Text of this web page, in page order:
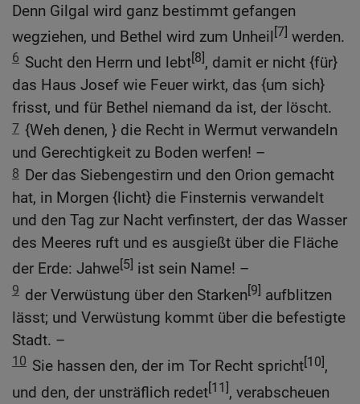
Denn Gilgal wird ganz bestimmt gefangen
wegziehen, und Bethel wird zum Unheil [7] werden.
6 Sucht den Herrn und lebt[8], damit er nicht {für}
das Haus Josef wie Feuer wirkt, das {um sich}
frisst, und für Bethel niemand da ist, der löscht.
7 {Weh denen, } die Recht in Wermut verwandeln
und Gerechtigkeit zu Boden werfen! –
8 Der das Siebengestirn und den Orion gemacht
hat, in Morgen {licht} die Finsternis verwandelt
und den Tag zur Nacht verfinstert, der das Wasser
des Meeres ruft und es ausgießt über die Fläche
der Erde: Jahwe[5] ist sein Name! –
9 der Verwüstung über den Starken[9] aufblitzen
lässt; und Verwüstung kommt über die befestigte
Stadt. –
10 Sie hassen den, der im Tor Recht spricht[10],
und den, der unsträflich redet[11], verabscheuen